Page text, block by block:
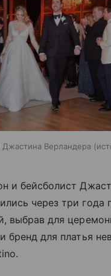
Джастина Верландера
и бейсболист
через три года
выбрав для
бренд для платья